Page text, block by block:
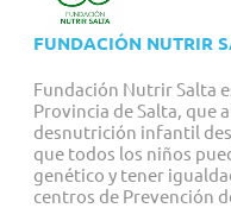
FUNDACIÓN NUTRIR
Fundación Nutrir Salta
Provincia de Salta, que
desnutrición infantil
que todos los niños
genético y tener
centros de Prevención